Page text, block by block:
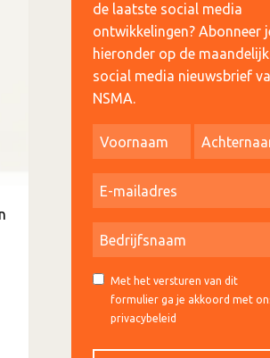
de laatste social media
ontwikkelingen? Abonneer
hieronder op de
social media nieuwsbrief
NSMA.
Met het versturen van dit
formulier ga je akkoord met
privacybeleid